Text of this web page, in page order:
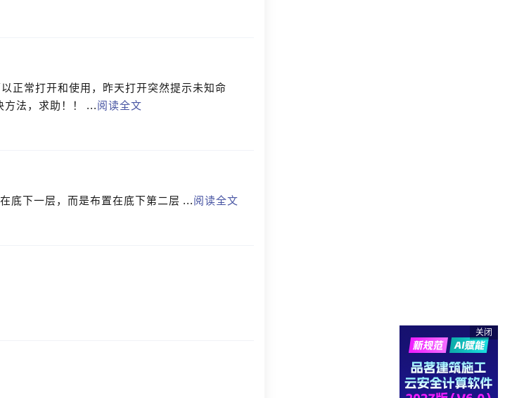
正常打开和使用，昨天打开突然提示未知命
法，求助！！ ...阅读全文
底下一层，而是布置在底下第二层 ...阅读全文
关闭